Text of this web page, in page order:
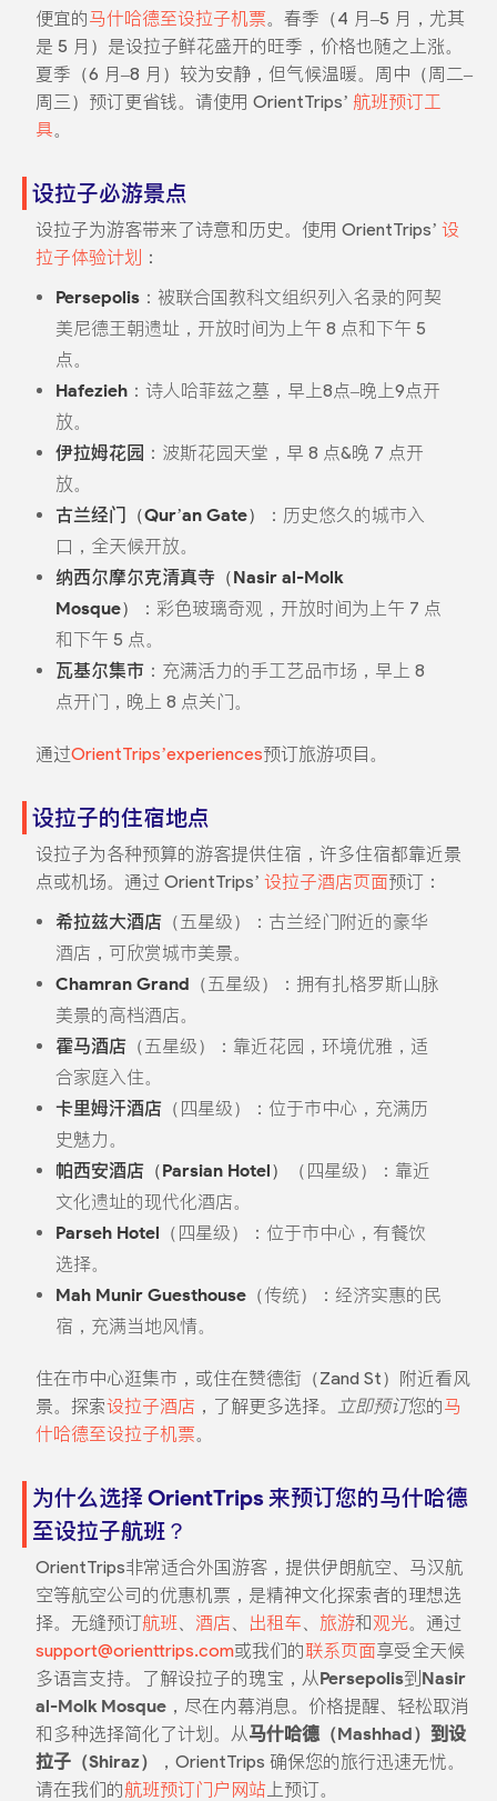
便宜的马什哈德至设拉子机票。春季（4 月–5 月，尤其
是 5 月）是设拉子鲜花盛开的旺季，价格也随之上涨。
夏季（6 月–8 月）较为安静，但气候温暖。周中（周二–
周三）预订更省钱。请使用 OrientTrips’ 航班预订工
具。
设拉子必游景点
设拉子为游客带来了诗意和历史。使用 OrientTrips’ 设
拉子体验计划
：
Persepolis：被联合国教科文组织列入名录的阿契
美尼德王朝遗址，开放时间为上午 8 点和下午 5
点。
Hafezieh：诗人哈菲兹之墓，早上8点–晚上9点开
放。
伊拉姆花园 ：波斯花园天堂，早 8 点&晚 7 点开
放。
古兰经门（Qur’an Gate）
：历史悠久的城市入
口，全天候开放。
纳西尔摩尔克清真寺（Nasir al-Molk
Mosque）
：彩色玻璃奇观，开放时间为上午 7 点
和下午 5 点。
瓦基尔集市：充满活力的手工艺品市场，早上 8
点开门，晚上 8 点关门。
通过OrientTrips’experiences预订旅游项目。
设拉子的住宿地点
设拉子为各种预算的游客提供住宿，许多住宿都靠近景
点或机场。通过 OrientTrips’ 设拉子酒店页面预订：
希拉兹大酒店（五星级）：古兰经门附近的豪华
酒店，可欣赏城市美景。
Chamran Grand （五星级）：拥有扎格罗斯山脉
美景的高档酒店。
霍马酒店（五星级）：靠近花园，环境优雅，适
合家庭入住。
卡里姆汗酒店（四星级）：位于市中心，充满历
史魅力。
帕西安酒店（Parsian Hotel）
（四星级）：靠近
文化遗址的现代化酒店。
Parseh Hotel （四星级）：位于市中心，有餐饮
选择。
Mah Munir Guesthouse（传统）：经济实惠的民
宿，充满当地风情。
住在市中心逛集市，或住在赞德街（Zand St）附近看风
景。探索设拉子酒店 ，了解更多选择。 立即预订您的马
什哈德至设拉子机票。
为什么选择 OrientTrips 来预订您的马什哈德
至设拉子航班？
OrientTrips非常适合外国游客，提供伊朗航空、马汉航
空等航空公司的优惠机票，是精神文化探索者的理想选
择。无缝预订航班、 酒店、 出租车、 旅游和观光。通过
support@orienttrips.com或我们的联系页面享受全天候
多语言支持。了解设拉子的瑰宝，从Persepolis到 Nasir
al-Molk Mosque，尽在内幕消息。价格提醒、轻松取消
和多种选择简化了计划。从马什哈德（Mashhad）到设
拉子（Shiraz）
，OrientTrips 确保您的旅行迅速无忧。
请在我们的航班预订门户网站上预订。